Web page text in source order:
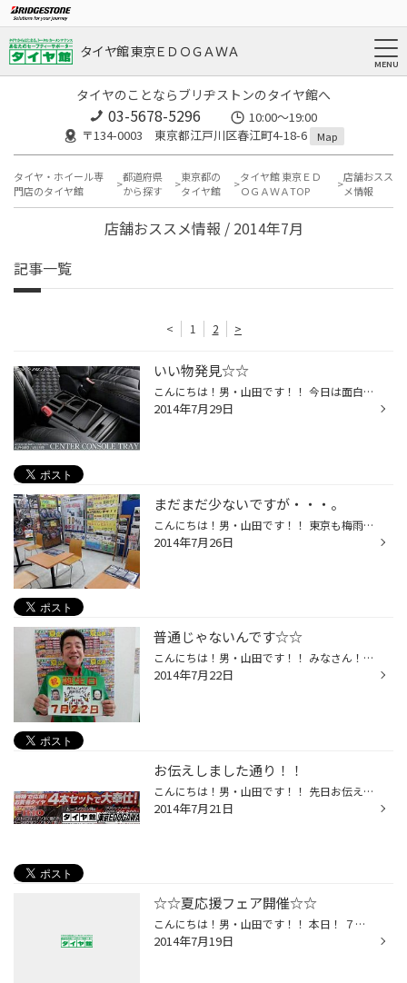
タイヤ館 東京ＥＤＯＧＡＷＡ
タイヤのことならブリヂストンのタイヤ館へ
03-5678-5296
10:00～19:00
〒134-0003 東京都江戸川区春江町4-18-6
Map
タイヤ・ホイール専
門店のタイヤ館
都道府県
から探す
東京都の
タイヤ館
タイヤ館 東京ＥＤ
ＯＧＡＷＡTOP
店舗おスス
メ情報
店舗おススメ情報 / 2014年7月
記事一覧
< 1 2 >
いい物発見☆☆
こんにちは！男・山田です！！ 今日は面白い商品をご紹介します♪ 先日、とあるメーカーさんとのお話中・・・ 『《アルファード・ヴェルファイア》のセンターコンソール(運転席と助手席の間の小物置きスペース)って、なんかもったいないですよね～』っと話していると 数日後・・・ 『いい物発見しま...
2014年7月29日
まだまだ少ないですが・・・。
こんにちは！男・山田です！！ 東京も梅雨明けし、いよいよ《夏本番》という感じですね☆(^o^)/ さてッ！ 当店では、お客さまにお待ちいただいているスペースをリニューアルしました♪♪ 全てのお客さまにくつろいでいただけますよう、 カー雑誌はもちろんッ！！ 女性誌・旅雑誌・お料理本なども入荷し...
2014年7月26日
普通じゃないんです☆☆
こんにちは！男・山田です！！ みなさん！！ 今日は何の日か知っていますか？！ 今日はなんとッ！！ 当店のヤブサキ店長とヨナミネ副店長の誕生日なんです！！(^o^)/ 店長と副店長が同じ誕生日なんて普通あります？？ そうなんです☆ 普通じゃないんです☆☆ っと言うことで、 《７月２２日限定☆店長＆...
2014年7月22日
お伝えしました通り！！
こんにちは！男・山田です！！ 先日お伝えしました通り！ 当店では、１９日(土)より 《車でおでかけ！夏応援フェア☆》 を、 開催中です！！ 梅雨明け間近ですが、『ワイパー』 夏には必須のエアコン関連商品、『エアコンフィルター』『バッテリー』 ロングドライブ前にオススメ、『エンジンオイ...
2014年7月21日
☆☆夏応援フェア開催☆☆
こんにちは！男・山田です！！ 本日！ ７月１９日(土)より 《車でお出かけ！夏応援フェア！！》を 開催しますッ！！ お買い得タイヤ・メンテナンス品の他にも いろいろなお得がいっぱいの８日間 (１９日～２７日の間の定休日２３日を除く) となっておりますッ！！ 後回しにしがちなメンテナンスは ...
2014年7月19日